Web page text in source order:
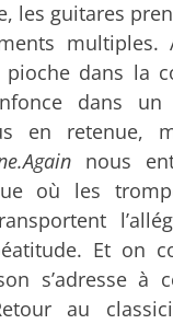
les guitares
multiples.
dans la
dans
en retenue,
nous
où les
Et on
s’adresse à
au